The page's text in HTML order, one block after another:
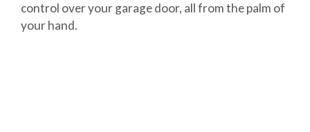
control over your garage door, all from the palm of
your hand.